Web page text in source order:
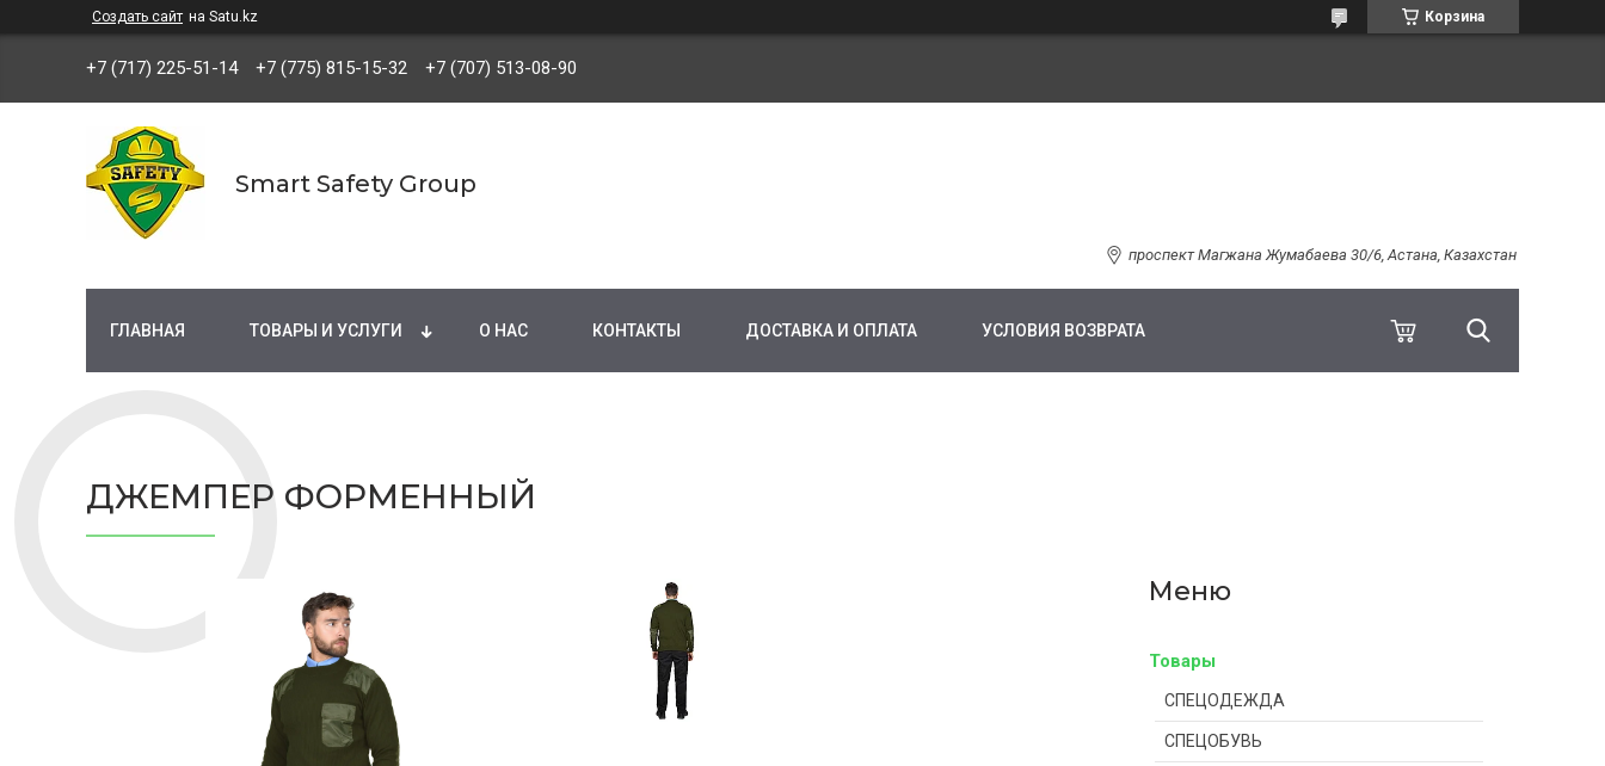
Создать сайт на Satu.kz Корзина
+7 (717) 225-51-14 +7 (775) 815-15-32 +7 (707) 513-08-90
Smart Safety Group
проспект Магжана Жумабаева 30/6, Астана, Казахстан
ГЛАВНАЯ ТОВАРЫ И УСЛУГИ О НАС КОНТАКТЫ ДОСТАВКА И ОПЛАТА УСЛОВИЯ ВОЗВРАТА
ДЖЕМПЕР ФОРМЕННЫЙ
Товары
СПЕЦОДЕЖДА
СПЕЦОБУВЬ